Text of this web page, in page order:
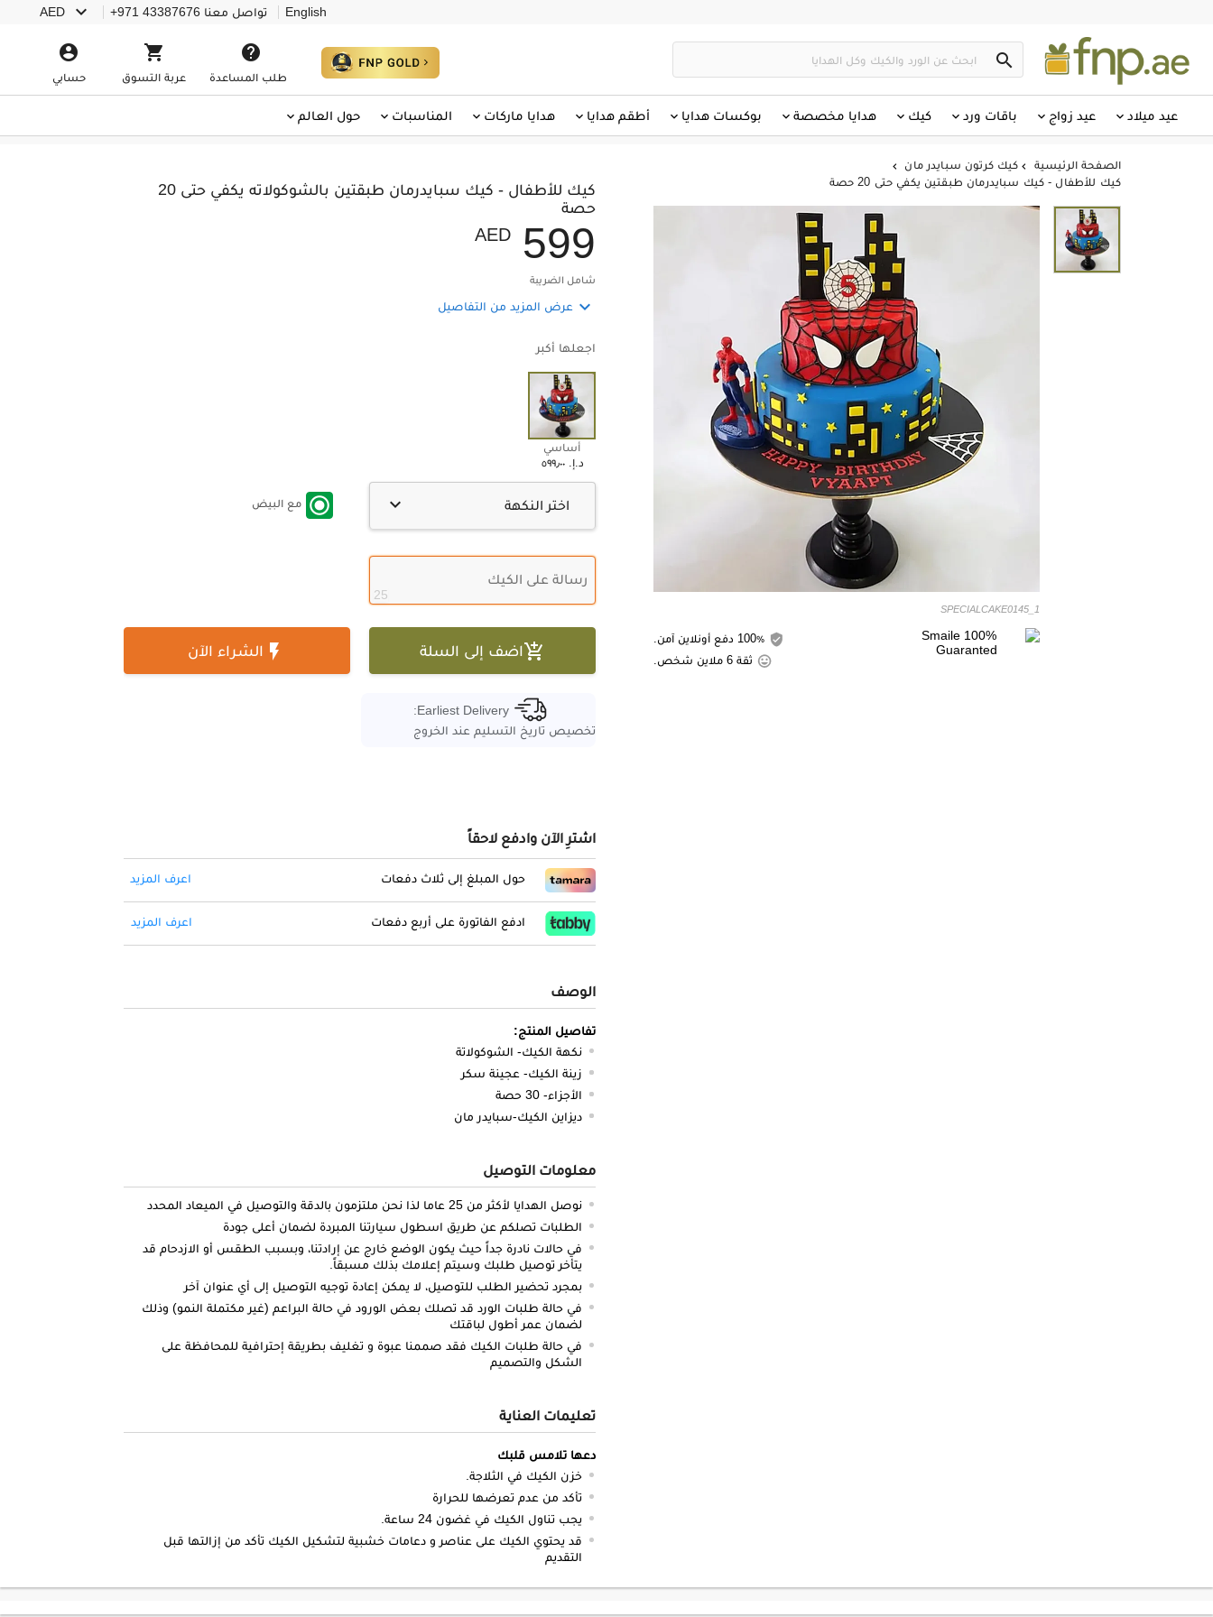
English تواصل معنا +971 43387676
AED 


طلب المساعدة

عربة التسوق

حسابي
عيد ميلاد عيد زواج باقات ورد كيك هدايا مخصصة بوكسات هدايا أطقم هدايا هدايا ماركات المناسبات حول العالم
الصفحة الرئيسية  كيك كرتون سبايدر مان 
كيك للأطفال - كيك سبايدرمان طبقتين يكفي حتى 20 حصة
SPECIALCAKE0145_1
ثقة 6 ملاين شخص.
كيك للأطفال - كيك سبايدرمان طبقتين بالشوكولاته يكفي حتى 20
حصة
AED 599
شامل الضريبة
 عرض المزيد من التفاصيل
اجعلها أكبر
أساسي
د.إ.‏ ٥٩٩٫٠٠
اختر النكهة 

مع البيض
25
اضف إلى السلة  الشراء الآن
Earliest Delivery:
تخصيص تاريخ التسليم عند الخروج
اشترِ الآن وادفع لاحقاً
حول المبلغ إلى ثلاث دفعات اعرف المزيد
ادفع الفاتورة على أربع دفعات اعرف المزيد
الوصف
تفاصيل المنتج:
نكهة الكيك- الشوكولاتة
زينة الكيك- عجينة سكر
الأجزاء- 30 حصة
ديزاين الكيك-سبايدر مان
معلومات التوصيل
نوصل الهدايا لأكثر من 25 عاما لذا نحن ملتزمون بالدقة والتوصيل في الميعاد المحدد
الطلبات تصلكم عن طريق اسطول سيارتنا المبردة لضمان أعلى جودة
في حالات نادرة جداً حيث يكون الوضع خارج عن إرادتنا، وبسبب الطقس أو الازدحام قد
يتأخر توصيل طلبك وسيتم إعلامك بذلك مسبقاً.
بمجرد تحضير الطلب للتوصيل، لا يمكن إعادة توجيه التوصيل إلى أي عنوان آخر
في حالة طلبات الورد قد تصلك بعض الورود في حالة البراعم (غير مكتملة النمو) وذلك
لضمان عمر أطول لباقتك
في حالة طلبات الكيك فقد صممنا عبوة و تغليف بطريقة إحترافية للمحافظة على
الشكل والتصميم
تعليمات العناية
دعها تلامس قلبك
خزن الكيك في الثلاجة.
تأكد من عدم تعرضها للحرارة
يجب تناول الكيك في غضون 24 ساعة.
قد يحتوي الكيك على عناصر و دعامات خشبية لتشكيل الكيك تأكد من إزالتها قبل
التقديم